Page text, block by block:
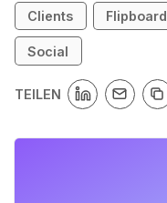
Clients Flipboard
Social
TEILEN